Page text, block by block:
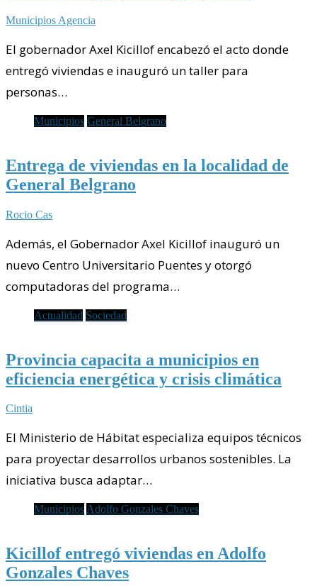
Municipios Agencia
El gobernador Axel Kicillof encabezó el acto donde
entregó viviendas e inauguró un taller para
personas…
Municipios General Belgrano
Entrega de viviendas en la localidad de
General Belgrano
Rocio Cas
Además, el Gobernador Axel Kicillof inauguró un
nuevo Centro Universitario Puentes y otorgó
computadoras del programa…
Actualidad Sociedad
Provincia capacita a municipios en
eficiencia energética y crisis climática
Cintia
El Ministerio de Hábitat especializa equipos técnicos
para proyectar desarrollos urbanos sostenibles. La
iniciativa busca adaptar…
MunicipiosAdolfo Gonzales Chaves
Kicillof entregó viviendas en Adolfo
Gonzales Chaves